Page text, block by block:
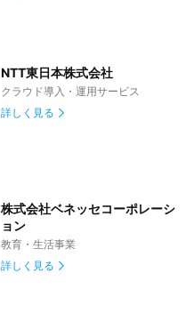
NTT東日本株式会社
クラウド導入・運用サービス
詳しく見る
株式会社ベネッセコーポレーシ
ョン
教育・生活事業
詳しく見る